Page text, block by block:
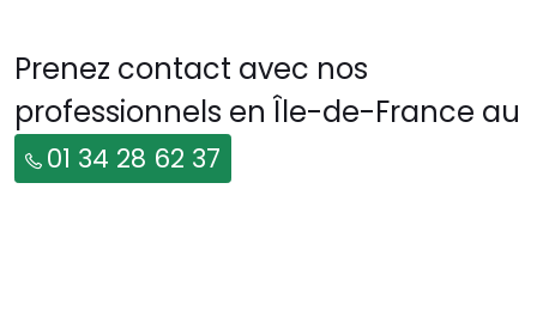
Prenez contact avec nos
professionnels en Île-de-France au
01 34 28 62 37